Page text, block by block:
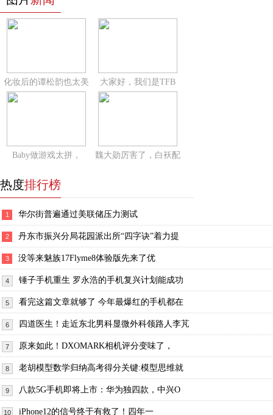
化妆后的谭松韵也太美 大家好，我们是TFB
Baby做游戏太拼， 魏大勋厉害了，白袄配
热度排行榜
1 华尔街普遍通过美联储压力测试
2 丹东市振兴分局花园派出所“四字诀”着力提
3 没等来魅族17Flyme8体验版先来了优
4 锤子手机重生 罗永浩的手机复兴计划能成功
5 看完这篇文章就够了 今年最爆红的手机都在
6 四道医生！走近东北男科显微外科领路人李芃
7 原来如此！DXOMARK相机评分变味了，
8 老胡模型数学归纳高考得分关键:模型思维就
9 八款5G手机即将上市：华为独四款，中兴O
10 iPhone12的信号终于有救了！四年一